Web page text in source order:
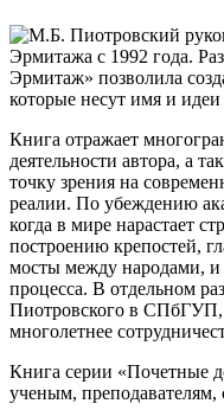
М.Б. Пиотровский
Эрмитажа с 1992 года.
Эрмитаж» позволила
которые несут имя и
Книга отражает
деятельности автора, а
точку зрения на
реалии. По убеждению
когда в мире нарастает
построению крепостей,
мосты между народами, и
процесса. В отдельном
Пиотровского в СПбГУП,
многолетнее
Книга серии «Почетные
ученым, преподавателям,